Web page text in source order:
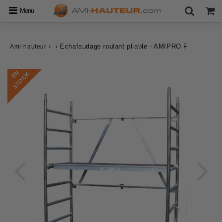
Menu
Ami-hauteur › › Echafaudage roulant pliable - AMIPRO F
E
N
S
T
O
C
K